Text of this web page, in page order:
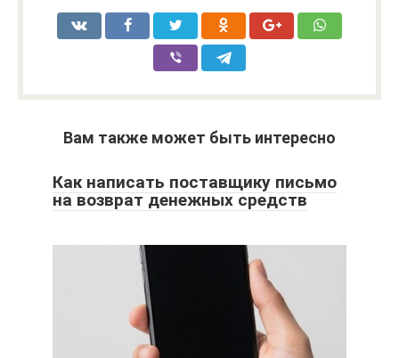
Вам также может быть интересно
Как написать поставщику письмо
на возврат денежных средств